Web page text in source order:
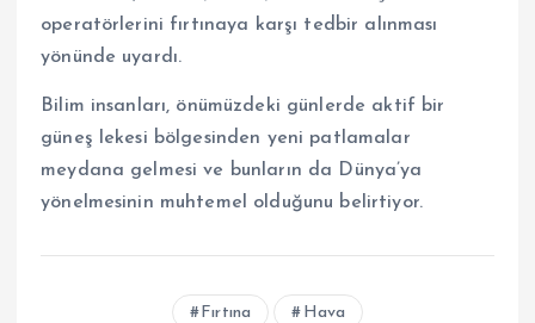
operatörlerini fırtınaya karşı tedbir alınması
yönünde uyardı.
Bilim insanları, önümüzdeki günlerde aktif bir
güneş lekesi bölgesinden yeni patlamalar
meydana gelmesi ve bunların da Dünya’ya
yönelmesinin muhtemel olduğunu belirtiyor.
Fırtına Hava